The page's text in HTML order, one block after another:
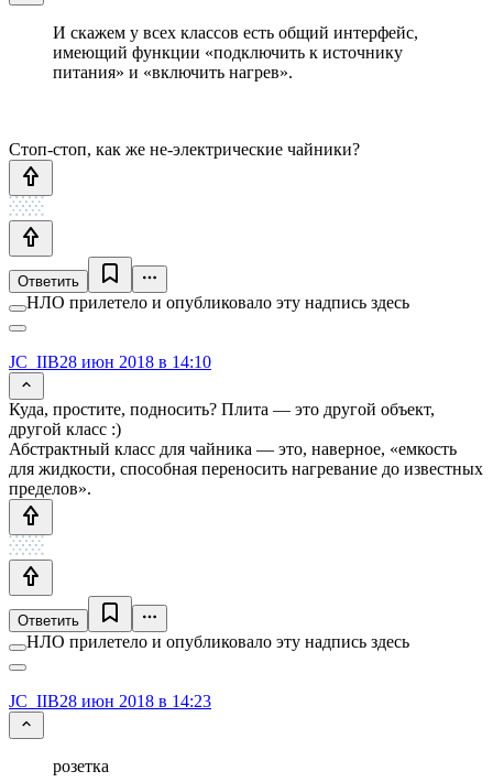
И скажем у всех классов есть общий интерфейс,
имеющий функции «подключить к источнику
питания» и «включить нагрев».
Стоп-стоп, как же не-электрические чайники?
Ответить
НЛО прилетело и опубликовало эту надпись здесь
JC_IIB28 июн 2018 в 14:10
Куда, простите, подносить? Плита — это другой объект,
другой класс :)
Абстрактный класс для чайника — это, наверное, «емкость
для жидкости, способная переносить нагревание до известных
пределов».
Ответить
НЛО прилетело и опубликовало эту надпись здесь
JC_IIB28 июн 2018 в 14:23
розетка